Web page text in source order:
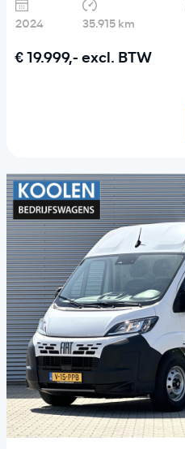
2024 35.915 km
€ 19.999,-excl. BTW